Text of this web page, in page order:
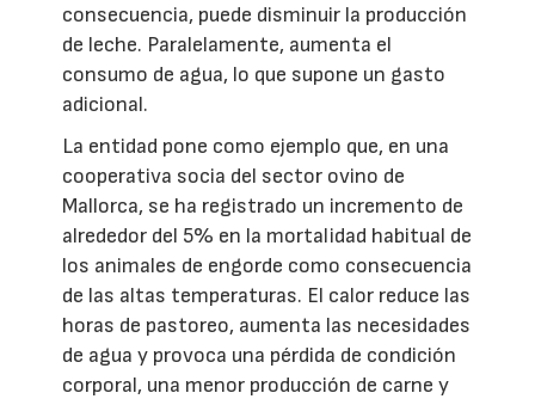
consecuencia, puede disminuir la producción
de leche. Paralelamente, aumenta el
consumo de agua, lo que supone un gasto
adicional.
La entidad pone como ejemplo que, en una
cooperativa socia del sector ovino de
Mallorca, se ha registrado un incremento de
alrededor del 5% en la mortalidad habitual de
los animales de engorde como consecuencia
de las altas temperaturas. El calor reduce las
horas de pastoreo, aumenta las necesidades
de agua y provoca una pérdida de condición
corporal, una menor producción de carne y